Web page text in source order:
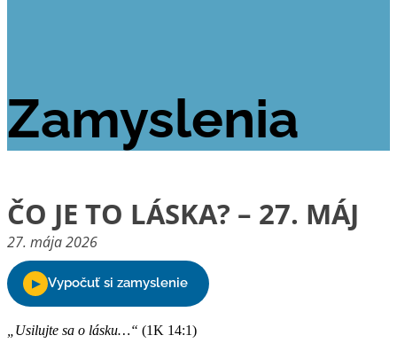
Zamyslenia
ČO JE TO LÁSKA? – 27. MÁJ
27. mája 2026
„Usilujte sa o lásku…“ (1K 14:1)